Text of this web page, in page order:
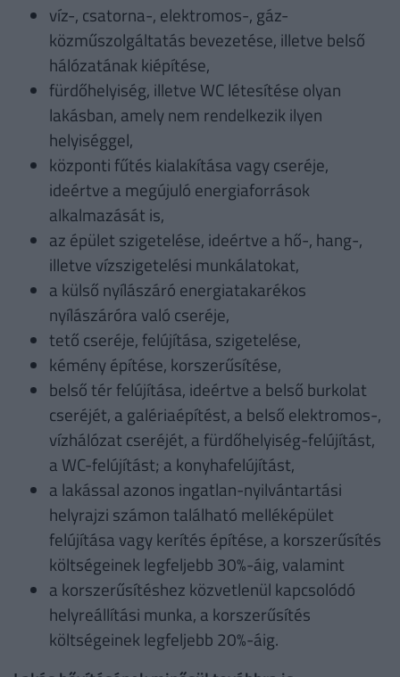
víz-, csatorna-, elektromos-, gáz-
közműszolgáltatás bevezetése, illetve belső
hálózatának kiépítése,
fürdőhelyiség, illetve WC létesítése olyan
lakásban, amely nem rendelkezik ilyen
helyiséggel,
központi fűtés kialakítása vagy cseréje,
ideértve a megújuló energiaforrások
alkalmazását is,
az épület szigetelése, ideértve a hő-, hang-,
illetve vízszigetelési munkálatokat,
a külső nyílászáró energiatakarékos
nyílászáróra való cseréje,
tető cseréje, felújítása, szigetelése,
kémény építése, korszerűsítése,
belső tér felújítása, ideértve a belső burkolat
cseréjét, a galériaépítést, a belső elektromos-,
vízhálózat cseréjét, a fürdőhelyiség-felújítást,
a WC-felújítást; a konyhafelújítást,
a lakással azonos ingatlan-nyilvántartási
helyrajzi számon található melléképület
felújítása vagy kerítés építése, a korszerűsítés
költségeinek legfeljebb 30%-áig, valamint
a korszerűsítéshez közvetlenül kapcsolódó
helyreállítási munka, a korszerűsítés
költségeinek legfeljebb 20%-áig.